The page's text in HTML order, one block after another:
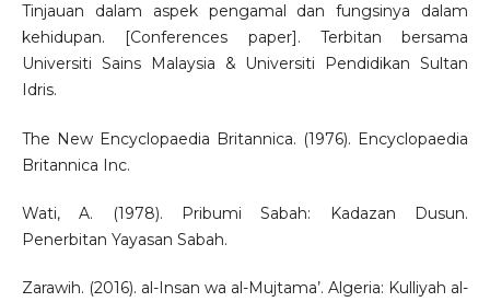
Tinjauan dalam aspek pengamal dan fungsinya dalam
kehidupan. [Conferences paper]. Terbitan bersama
Universiti Sains Malaysia & Universiti Pendidikan Sultan
Idris.
The New Encyclopaedia Britannica. (1976). Encyclopaedia
Britannica Inc.
Wati, A. (1978). Pribumi Sabah: Kadazan Dusun.
Penerbitan Yayasan Sabah.
Zarawih. (2016). al-Insan wa al-Mujtama’. Algeria: Kulliyah al-